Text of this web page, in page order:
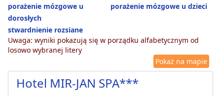
porażenie mózgowe u
dorosłych
porażenie mózgowe u dzieci
stwardnienie rozsiane
Uwaga: wyniki pokazują się w porządku alfabetycznym od
losowo wybranej litery
Pokaż na mapie
Hotel MIR-JAN SPA***